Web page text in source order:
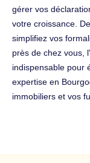
gérer vos
votre croissance.
simplifiez vos
près de chez vous,
indispensable pour
expertise en
immobiliers et vos